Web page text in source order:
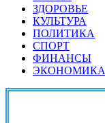
ЗДОРОВЬЕ
КУЛЬТУРА
ПОЛИТИКА
СПОРТ
ФИНАНСЫ
ЭКОНОМИКА